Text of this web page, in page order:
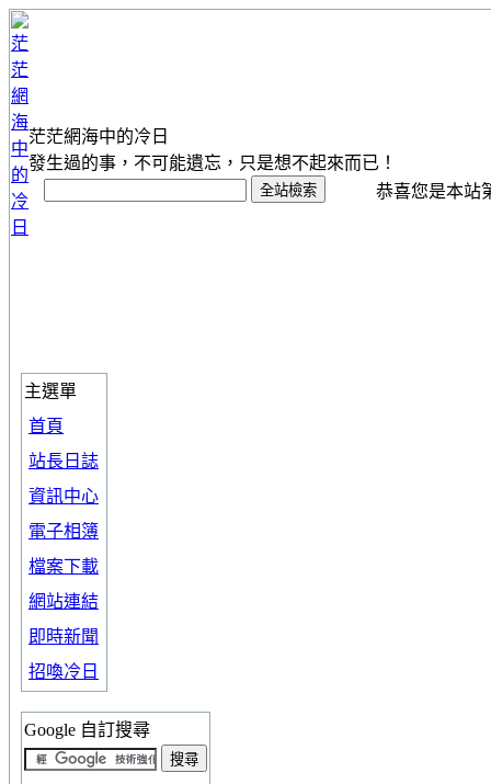
茫茫網海中的冷日
發生過的事，不可能遺忘，只是想不起來而已！
恭喜您是本站
主選單
首頁
站長日誌
資訊中心
電子相簿
檔案下載
網站連結
即時新聞
招喚冷日
Google 自訂搜尋